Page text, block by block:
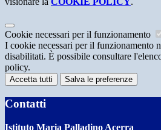
Cookie necessari per il funzionamento
I cookie necessari per il funzionamento
disabilitati. È possibile consultare
policy.
Accetta tutti Salva le preferenze
Contatti
Istituto Maria Palladino Acerra